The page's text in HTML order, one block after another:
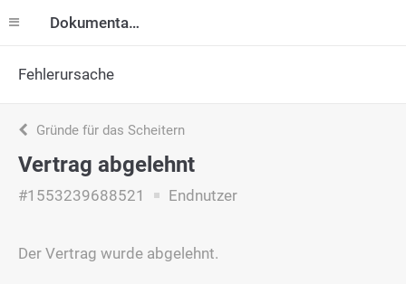
Dokumentation
Fehlerursache
Gründe für das Scheitern
Vertrag abgelehnt
#1553239688521 Endnutzer
Der Vertrag wurde abgelehnt.